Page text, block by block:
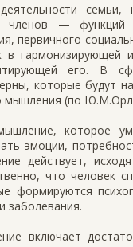
семьи,
— функций
первичного
в
его. В
которые будут
мышления (по
которое
эмоции,
действует,
что человек
формируются
заболевания.
включает